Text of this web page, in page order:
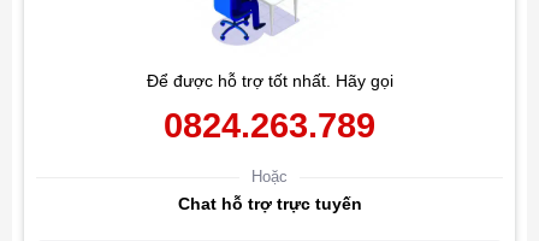
Để được hỗ trợ tốt nhất. Hãy gọi
0824.263.789
Hoặc
Chat hỗ trợ trực tuyến